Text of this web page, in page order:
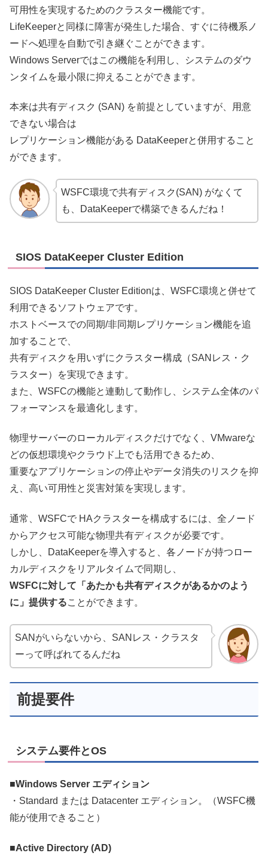
可用性を実現するためのクラスター機能です。
LifeKeeperと同様に障害が発生した場合、すぐに待機系ノ
ードへ処理を自動で引き継ぐことができます。
Windows Serverではこの機能を利用し、システムのダウ
ンタイムを最小限に抑えることができます。
本来は共有ディスク (SAN) を前提としていますが、用意
できない場合は
レプリケーション機能がある DataKeeperと併用すること
ができます。
WSFC環境で共有ディスク(SAN) がなくて
も、DataKeeperで構築できるんだね！
SIOS DataKeeper Cluster Edition
SIOS DataKeeper Cluster Editionは、WSFC環境と併せて
利用できるソフトウェアです。
ホストベースでの同期/非同期レプリケーション機能を追
加することで、
共有ディスクを用いずにクラスター構成（SANレス・ク
ラスター）を実現できます。
また、WSFCの機能と連動して動作し、システム全体のパ
フォーマンスを最適化します。
物理サーバーのローカルディスクだけでなく、VMwareな
どの仮想環境やクラウド上でも活用できるため、
重要なアプリケーションの停止やデータ消失のリスクを抑
え、高い可用性と災害対策を実現します。
通常、WSFCで HAクラスターを構成するには、全ノード
からアクセス可能な物理共有ディスクが必要です。
しかし、DataKeeperを導入すると、各ノードが持つロー
カルディスクをリアルタイムで同期し、
WSFCに対して「あたかも共有ディスクがあるかのよう
に」提供することができます。
SANがいらないから、SANレス・クラスタ
ーって呼ばれてるんだね
前提要件
システム要件とOS
■Windows Server エディション
・Standard または Datacenter エディション。（WSFC機
能が使用できること）
■Active Directory (AD)